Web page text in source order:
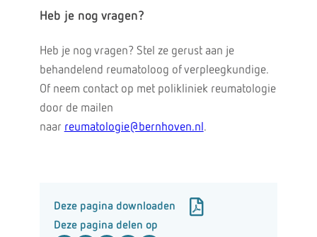
Heb je nog vragen?
Heb je nog vragen? Stel ze gerust aan je
behandelend reumatoloog of verpleegkundige.
Of neem contact op met polikliniek reumatologie
door de mailen
naar reumatologie@bernhoven.nl .
Deze pagina downloaden
Deze pagina delen op